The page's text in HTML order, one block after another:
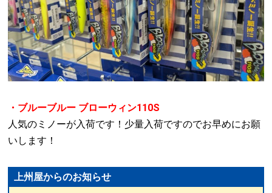
・ブルーブルー ブローウィン110S
人気のミノーが入荷です！少量入荷ですのでお早めにお願
いします！
上州屋からのお知らせ